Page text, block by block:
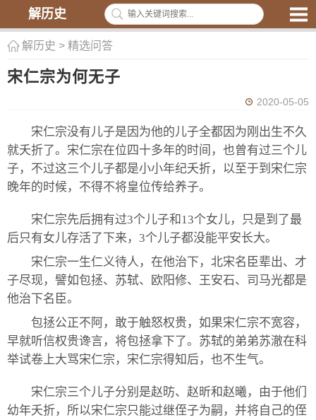
解历史
解历史 > 精选问答
宋仁宗为何无子
2020-05-05
宋仁宗没有儿子是因为他的儿子全都因为刚出生不久
就夭折了。宋仁宗在位四十多年的时间，也曾有过三个儿
子，不过这三个儿子都是小小年纪夭折，以至于到宋仁宗
晚年的时候，不得不将皇位传给养子。
宋仁宗先后拥有过3个儿子和13个女儿，只是到了最
后只有女儿存活了下来，3个儿子都没能平安长大。
宋仁宗一生仁义待人，在他治下，北宋名臣辈出、才
子尽现，譬如包拯、苏轼、欧阳修、王安石、司马光都是
他治下名臣。
包拯公正不阿，敢于触怒权贵，如果宋仁宗不宽容，
早就听信权贵谗言，将包拯拿下了。苏轼的弟弟苏澈在科
举试卷上大骂宋仁宗，宋仁宗得知后，也不生气。
宋仁宗三个儿子分别是赵昉、赵昕和赵曦，由于他们
幼年夭折，所以宋仁宗只能过继侄子为嗣，并将自己的侄